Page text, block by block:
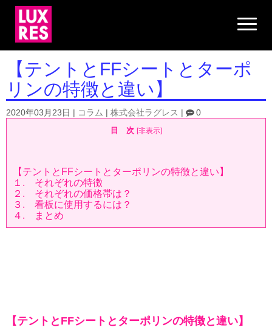
N
a
i
g
a
o
【テントとFFシートとターポ
リンの特徴と違い】
2020年03月23日 コラム 株式会社ラグレス
0
目 次 [非表示]
【テントとFFシートとターポリンの特徴と違い】
１. それぞれの特徴
２. それぞれの価格帯は？
３. 看板に使用するには？
４. まとめ
【テントとFFシートとターポリンの特徴と違い】